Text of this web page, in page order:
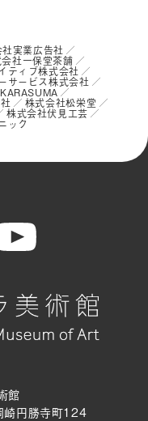
実業広告社
社一保堂茶舗
ティブ株式会社
サービス株式会社
株式会社松栄堂
株式会社伏見工芸
ック
館
円勝寺町124